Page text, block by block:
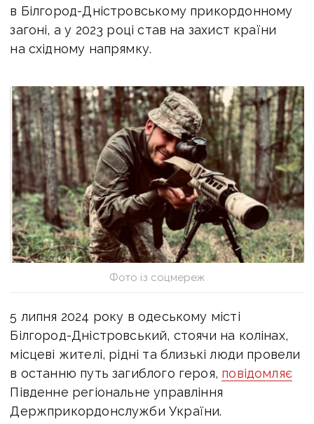
в Білгород-Дністровському прикордонному
загоні, а у 2023 році став на захист країни
на східному напрямку.
Фото із соцмереж
5 липня 2024 року в одеському місті
Білгород-Дністровський, стоячи на колінах,
місцеві жителі, рідні та близькі люди провели
в останню путь загиблого героя, повідомляє
Південне регіональне управління
Держприкордонслужби України.